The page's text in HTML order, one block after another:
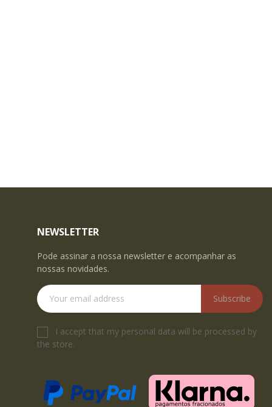
NEWSLETTER
Pode assinar a nossa newsletter e acompanhar as
nossas novidades.
Subscribe
I accept that my personal data will be processed by
the store.